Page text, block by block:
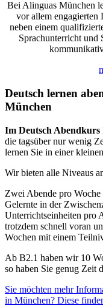
Bei Alinguas München
vor allem engagierten
neben einem
Sprachunterricht und
Deutsch lernen
München
Im Deutsch Abendkurs
die tagsüber nur wenig
lernen Sie in einer
Wir bieten alle Niveaus
Zwei Abende pro Woche
Gelernte in der
Unterrichtseinheiten pro
trotzdem schnell voran
Wochen mit einem
Ab B2.1 haben wir 10
so haben Sie genug Zeit
Sie möchten mehr
in München? Diese